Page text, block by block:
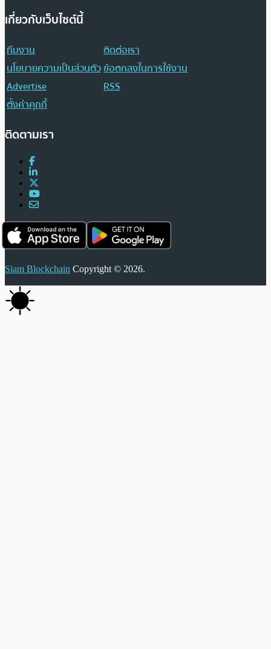
เกี่ยวกับเว็บไซต์นี้
ทีมงาน
ติดต่อเรา
นโยบายความเป็นส่วนตัวข้อตกลงในการใช้งาน
Advertise
RSS
ตั้งค่าคุกกี้
ติดตามเรา
Siam Blockchain Copyright © 2026.